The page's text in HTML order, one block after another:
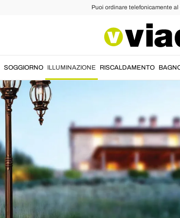
Puoi ordinare telefonicamente
SOGGIORNO ILLUMINAZIONE RISCALDAMENTO